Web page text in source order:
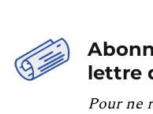
lettre
Pour ne